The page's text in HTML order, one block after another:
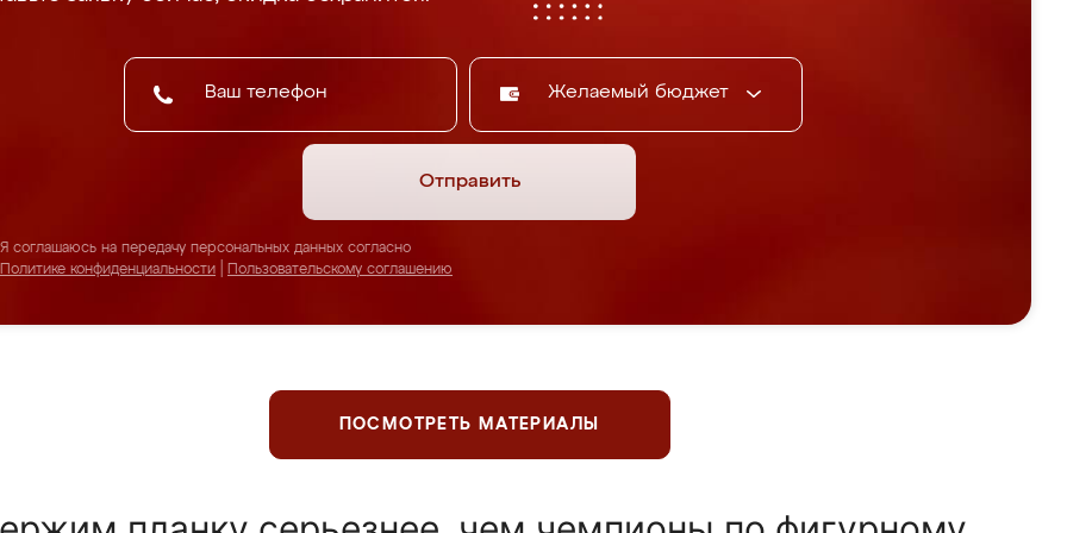
Желаемый бюджет
Отправить
Я соглашаюсь на передачу персональных данных согласно
Политике конфиденциальности
Пользовательскому соглашению
ПОСМОТРЕТЬ МАТЕРИАЛЫ